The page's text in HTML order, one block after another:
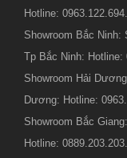
Hotline: 0963.122.694.
Showroom Bắc Ninh:
Tp Bắc Ninh: Hotline:
Showroom Hải
Dương: Hotline:
Showroom Bắc
Hotline: 0889.203.203.